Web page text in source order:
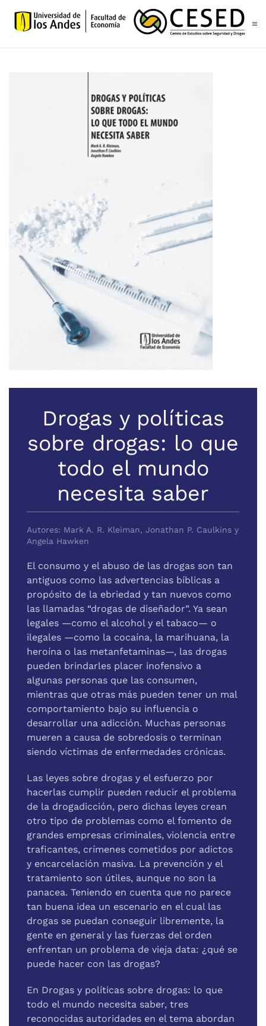
Skip to main content
Drogas y políticas
sobre drogas: lo que
todo el mundo
necesita saber
Autores: Mark A. R. Kleiman, Jonathan P. Caulkins y
Angela Hawken
El consumo y el abuso de las drogas son tan
antiguos como las advertencias bíblicas a
propósito de la ebriedad y tan nue­vos como
las llamadas “drogas de diseñador”. Ya sean
legales —como el alcohol y el tabaco— o
ilegales —como la cocaína, la marihuana, la
heroína o las metanfetaminas—, las drogas
pueden brindarles placer inofensivo a
algunas personas que las consumen,
mientras que otras más pueden tener un mal
com­portamiento bajo su influencia o
desarrollar una adicción. Mu­chas personas
mueren a causa de sobredosis o terminan
siendo víctimas de enfermedades crónicas.
Las leyes sobre drogas y el esfuerzo por
hacerlas cumplir pueden reducir el problema
de la drogadicción, pero dichas le­yes crean
otro tipo de problemas como el fomento de
grandes empresas criminales, violencia entre
traficantes, crímenes co­metidos por adictos
y encarcelación masiva. La prevención y el
tratamiento son útiles, aunque no son la
panacea. Teniendo en cuenta que no parece
tan buena idea un escenario en el cual las
drogas se puedan conseguir libremente, la
gente en general y las fuerzas del orden
enfrentan un problema de vieja data: ¿qué se
puede hacer con las drogas?
En Drogas y políticas sobre drogas: lo que
todo el mundo nece­sita saber, tres
reconocidas autoridades en el tema abordan